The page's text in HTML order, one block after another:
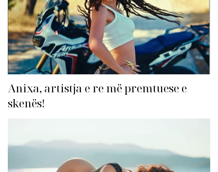
Anixa, artistja e re më premtuese e
skenës!